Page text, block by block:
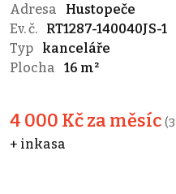
Adresa
Hustopeče
Ev. č.
RT1287-140040JS-1
Typ
kanceláře
Plocha
16 m²
4 000 Kč za měsíc
+ inkasa